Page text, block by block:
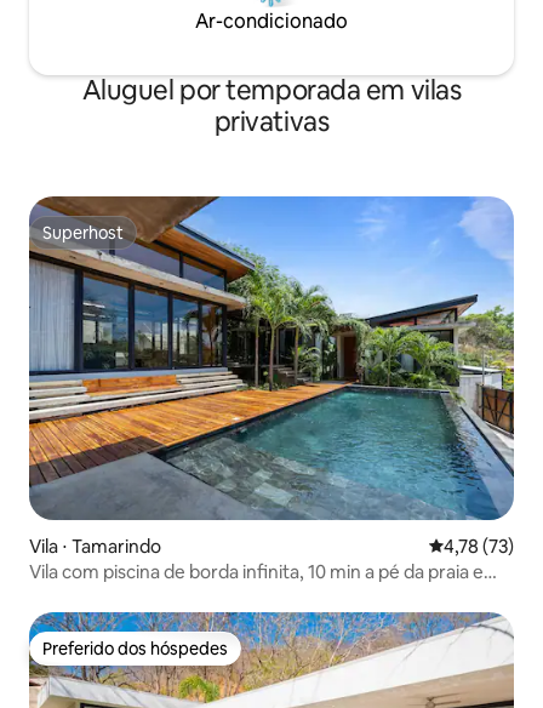
Ar-condicionado
Aluguel por temporada em vilas
privativas
Superhost
Superhost
Vila ⋅ Tamarindo 4,78 de uma
4,78 (73)
Vila com piscina de borda infinita, 10 min a pé da praia e
Preferido dos hóspedes
Preferido dos hóspedes